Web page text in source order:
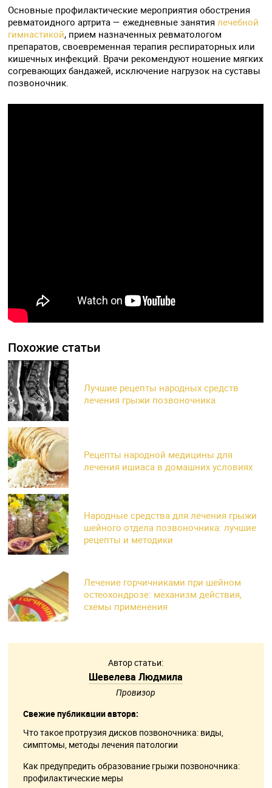
Основные профилактические мероприятия обострения
ревматоидного артрита — ежедневные занятиялечебной
гимнастикой, прием назначенных ревматологом
препаратов, своевременная терапия респираторных или
кишечных инфекций. Врачи рекомендуют ношение мягких
согревающих бандажей, исключение нагрузок на суставы
позвоночник.
Похожие статьи
Лучшие рецепты народных средств
лечения грыжи позвоночника
Рецепты народной медицины для
лечения ишиаса в домашних условиях
Народные средства для лечения грыжи
шейного отдела позвоночника: лучшие
рецепты и методики
Лечение горчичниками при шейном
остеохондрозе: механизм действия,
схемы применения
Автор статьи:
Шевелева Людмила
Провизор
Свежие публикации автора:
Что такое протрузия дисков позвоночника: виды,
симптомы, методы лечения патологии
Как предупредить образование грыжи позвоночника:
профилактические меры